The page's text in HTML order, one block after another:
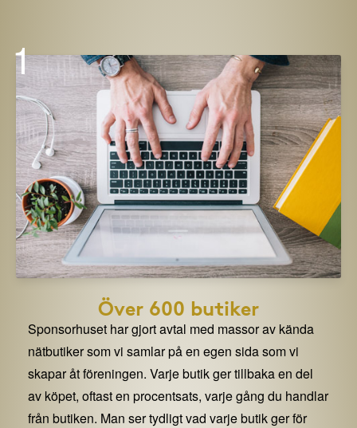
1
Över 600 butiker
Sponsorhuset har gjort avtal med massor av kända
nätbutiker som vi samlar på en egen sida som vi
skapar åt föreningen. Varje butik ger tillbaka en del
av köpet, oftast en procentsats, varje gång du handlar
från butiken. Man ser tydligt vad varje butik ger för